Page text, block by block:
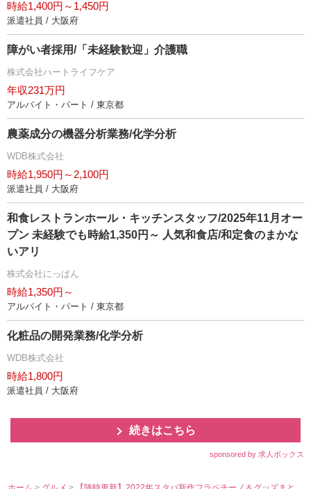
時給1,400円～1,450円
派遣社員 / 大阪府
障がい者採用/「未経験歓迎」介護職
株式会社ハートライフケア
年収231万円
アルバイト・パート / 東京都
農薬成分の機器分析業務/化学分析
WDB株式会社
時給1,950円～2,100円
派遣社員 / 大阪府
和食レストランホール・キッチンスタッフ/2025年11月オー
プン 未経験でも時給1,350円～ 人気和食店/和定食のまかな
いアリ
株式会社にっぱん
時給1,350円～
アルバイト・パート / 東京都
化粧品の開発業務/化学分析
WDB株式会社
時給1,800円
派遣社員 / 大阪府
続きはこちら
sponsored by 求人ボックス